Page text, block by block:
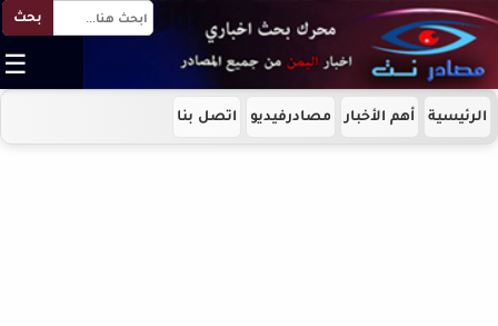
بحث
☰
الرئيسية أهم الأخبار مصادرفيديو اتصل بنا